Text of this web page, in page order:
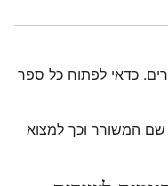
כדאי לפתוח כל ספר
המשורר וכך למצוא